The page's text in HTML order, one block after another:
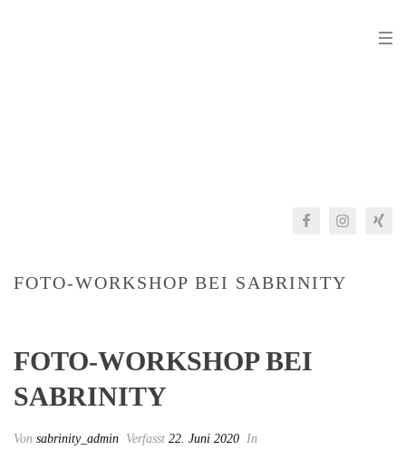
FOTO-WORKSHOP BEI SABRINITY
FOTO-WORKSHOP BEI
SABRINITY
Von sabrinity_admin Verfasst 22. Juni 2020 In